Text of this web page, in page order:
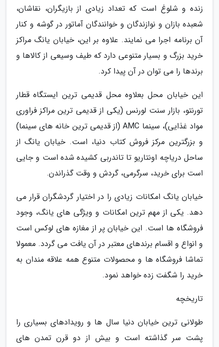
زنده و شلوغ است که تعداد زیادی از بازیگران، نقاشان،
شعبده بازان و نوازندگان و خوانندگان آماتور در گوشه و کنار
آن برنامه اجرا می نمایند. علاوه بر این، خیابان یانگ مراکز
خرید بزرگ و بسیار متنوعی دارد که طیف وسیعی از کالاها و
برندها را می توان در آن پیدا کرد.
این خیابان محل بعلاوه محل قدیمی ترین ایستگاه قطار
تورنتو، بازار سنت لورنس (یکی از قدیمی ترین مراکز فراوری
مواد غذایی)، سینما AMC (از قدیمی ترین خانه های سینما)
و بزرگترین مرکز فروش کتاب دنیا، است. خیابان یانگ از
ساحل دریاچه اونتاریو تا تاندربی کشیده شده است و جایی
است برای خرید، سرگرمی، گردش و وقت گذراندن.
خیابان یانگ امکانات زیادی را در اختیار گردشگران قرار می
دهد. یکی از مهم ترین امکانات و ویژگی های یانگ، وجود
فروشگاه ها است. این خیابان پر از مغازه های لوکس است
و انواع و اقسام برندهای معتبر در آن یافت می گردد. معمولا
تماشا فروشگاه ها و محصولات متنوع همه علاقه مندان به
خرید را شگفت زده خواهد نمود.
تاریخچه
طولانی ترین خیابان دنیا سال ها و رویدادهای بسیاری را
پشت سر گذاشته است و بیش از دو قرن تمدن های